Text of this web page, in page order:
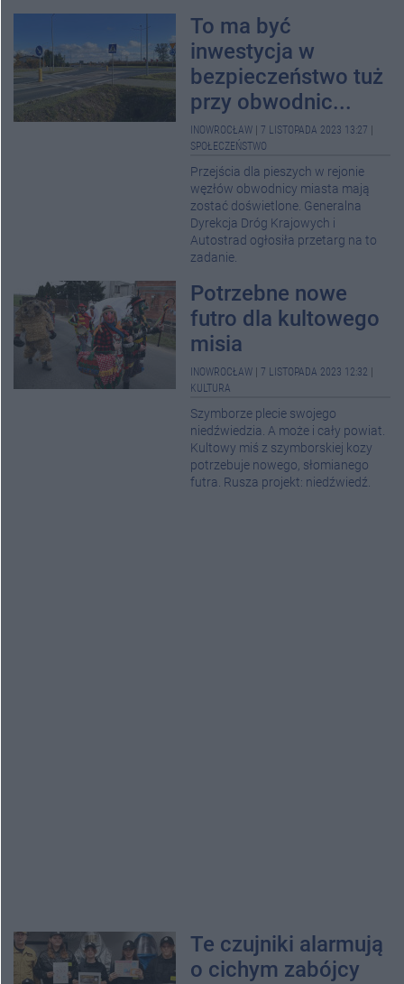
To ma być
inwestycja w
bezpieczeństwo tuż
przy obwodnic...
INOWROCŁAW 7 LISTOPADA 2023 13:27
SPOŁECZEŃSTWO
Przejścia dla pieszych w rejonie
węzłów obwodnicy miasta mają
zostać doświetlone. Generalna
Dyrekcja Dróg Krajowych i
Autostrad ogłosiła przetarg na to
zadanie.
Potrzebne nowe
futro dla kultowego
misia
INOWROCŁAW 7 LISTOPADA 2023 12:32
KULTURA
Szymborze plecie swojego
niedźwiedzia. A może i cały powiat.
Kultowy miś z szymborskiej kozy
potrzebuje nowego, słomianego
futra. Rusza projekt: niedźwiedź.
Te czujniki alarmują
o cichym zabójcy